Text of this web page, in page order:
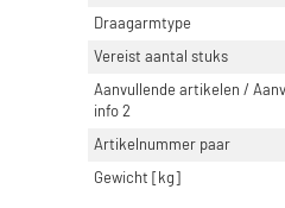
Draagarmtype
Vereist aantal stuks
Aanvullende artikelen /
info 2
Artikelnummer paar
Gewicht [kg]